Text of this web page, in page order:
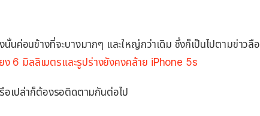
นค่อนข้างที่จะบางมากๆ และใหญ่กว่าเดิม ซึ่งก็เป็นไปตามข่าวลือ
ง 6 มิลลิเมตรและรูปร่างยังคงคล้าย iPhone 5s
อเปล่าก็ต้องรอติดตามกันต่อไป